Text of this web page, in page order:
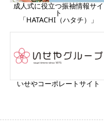
成人式に役立つ振袖情報サイ
ト
「HATACHI（ハタチ）」
いせやコーポレートサイト